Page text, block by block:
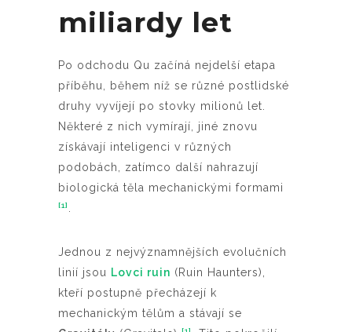
miliardy let
Po odchodu Qu začíná nejdelší etapa
příběhu, během níž se různé postlidské
druhy vyvíjejí po stovky milionů let.
Některé z nich vymírají, jiné znovu
získávají inteligenci v různých
podobách, zatímco další nahrazují
biologická těla mechanickými formami
[1]
Jednou z nejvýznamnějších evolučních
linií jsou Lovci ruin (Ruin Haunters),
kteří postupně přecházejí k
mechanickým tělům a stávají se